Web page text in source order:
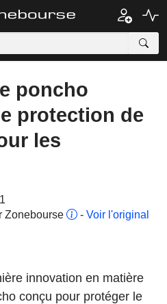
poncho
protection de
les
Zonebourse
- Voir l'original
innovation en matière
conçu pour protéger le